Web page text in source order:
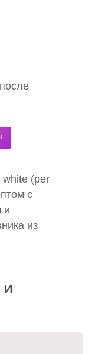
white (per
с
и
из
и